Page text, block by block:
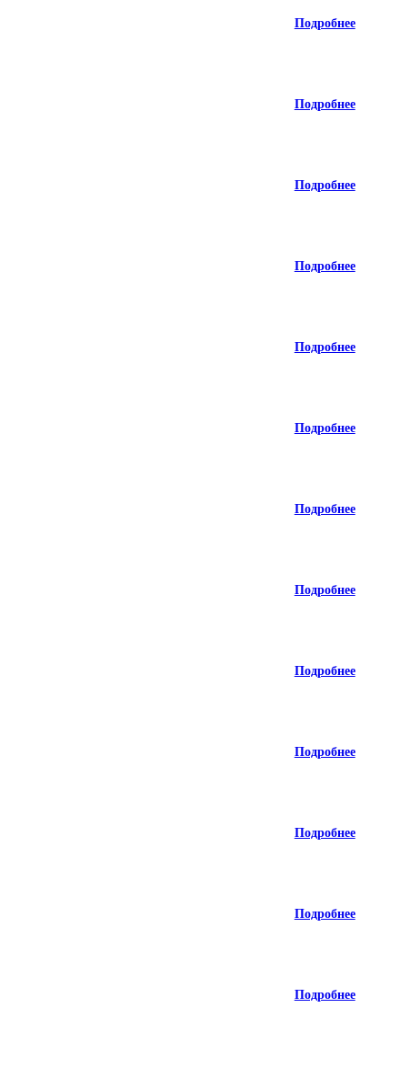
Подробнее
Подробнее
Подробнее
Подробнее
Подробнее
Подробнее
Подробнее
Подробнее
Подробнее
Подробнее
Подробнее
Подробнее
Подробнее